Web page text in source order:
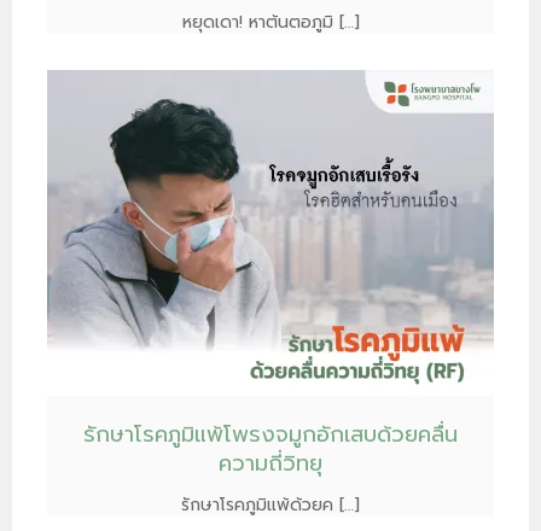
หยุดเดา! หาต้นตอภูมิ […]
รักษาโรคภูมิแพ้โพรงจมูกอักเสบด้วยคลื่น
ความถี่วิทยุ
รักษาโรคภูมิแพ้ด้วยค […]